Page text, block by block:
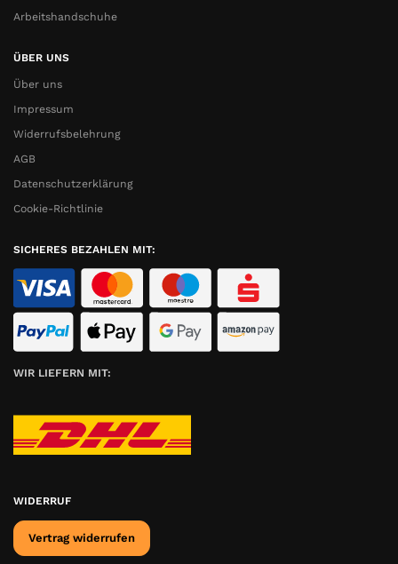
Arbeitshandschuhe
ÜBER UNS
Über uns
Impressum
Widerrufsbelehrung
AGB
Datenschutzerklärung
Cookie-Richtlinie
SICHERES BEZAHLEN MIT:
WIR LIEFERN MIT:
WIDERRUF
Vertrag widerrufen